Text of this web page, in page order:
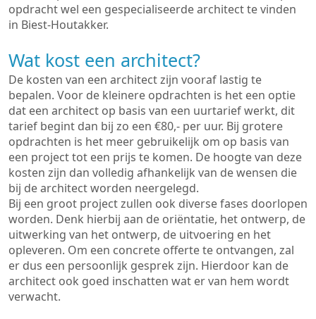
opdracht wel een gespecialiseerde architect te vinden
in Biest-Houtakker.
Wat kost een architect?
De kosten van een architect zijn vooraf lastig te
bepalen. Voor de kleinere opdrachten is het een optie
dat een architect op basis van een uurtarief werkt, dit
tarief begint dan bij zo een €80,- per uur. Bij grotere
opdrachten is het meer gebruikelijk om op basis van
een project tot een prijs te komen. De hoogte van deze
kosten zijn dan volledig afhankelijk van de wensen die
bij de architect worden neergelegd.
Bij een groot project zullen ook diverse fases doorlopen
worden. Denk hierbij aan de oriëntatie, het ontwerp, de
uitwerking van het ontwerp, de uitvoering en het
opleveren. Om een concrete offerte te ontvangen, zal
er dus een persoonlijk gesprek zijn. Hierdoor kan de
architect ook goed inschatten wat er van hem wordt
verwacht.